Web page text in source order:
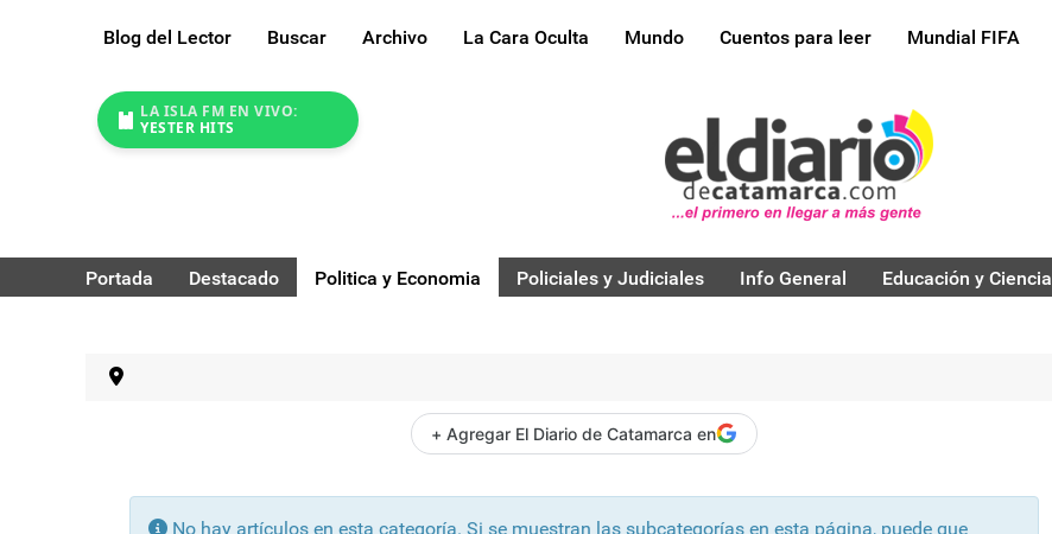
Blog del Lector Buscar Archivo La Cara Oculta Mundo Cuentos para leer Mundial FIFA
LA ISLA FM EN VIVO:
YESTER HITS
Portada Destacado Politica y Economia Policiales y Judiciales Info General Educación y Ciencia
+ Agregar El Diario de Catamarca en
Información
No hay artículos en esta categoría. Si se muestran las subcategorías en esta página, puede que